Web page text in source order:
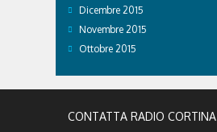
Dicembre 2015
Novembre 2015
Ottobre 2015
CONTATTA RADIO CORTINA